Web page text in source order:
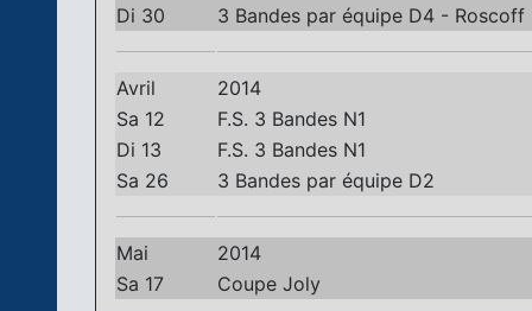
Di 30
3 Bandes par équipe D4 - Roscoff
Avril
2014
Sa 12
F.S. 3 Bandes N1
Di 13
F.S. 3 Bandes N1
Sa 26
3 Bandes par équipe D2
Mai
2014
Sa 17
Coupe Joly